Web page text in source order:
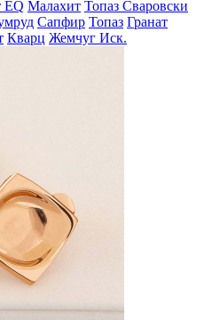
EQ Малахит Топаз Сваровски
Сапфир Топаз Гранат
Кварц Жемчуг Иск.